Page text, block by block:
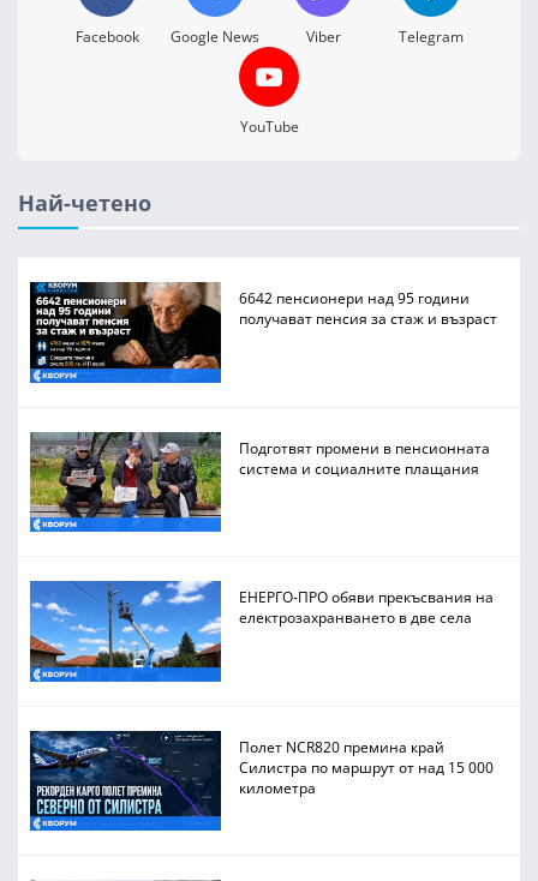
Facebook Google News Viber Telegram
YouTube
Най-четено
6642 пенсионери над 95 години
получават пенсия за стаж и възраст
Подготвят промени в пенсионната
система и социалните плащания
ЕНЕРГО-ПРО обяви прекъсвания на
електрозахранването в две села
Полет NCR820 премина край
Силистра по маршрут от над 15 000
километра